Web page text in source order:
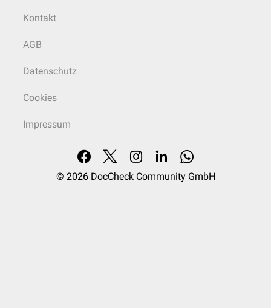
Kontakt
AGB
Datenschutz
Cookies
Impressum
© 2026 DocCheck Community GmbH